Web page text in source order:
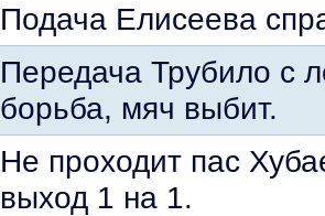
Подача Елисеева
Передача Трубило с
борьба, мяч выбит.
Не проходит пас
выход 1 на 1.